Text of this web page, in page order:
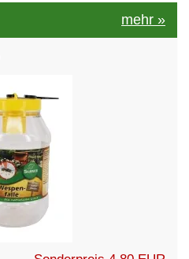
mehr »